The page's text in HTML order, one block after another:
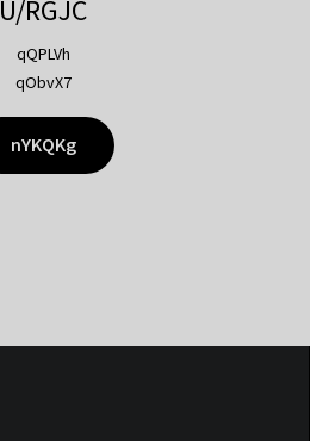
U/RGJC
qQPLVh
qObvX7
nYKQKg